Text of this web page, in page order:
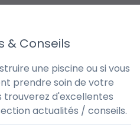
& Conseils
une piscine ou si vous
prendre soin de votre
trouverez d'excellentes
actualités / conseils.